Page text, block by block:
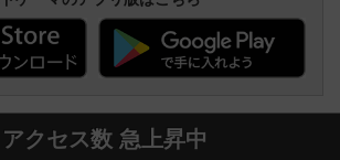
アクセス数 急上昇中